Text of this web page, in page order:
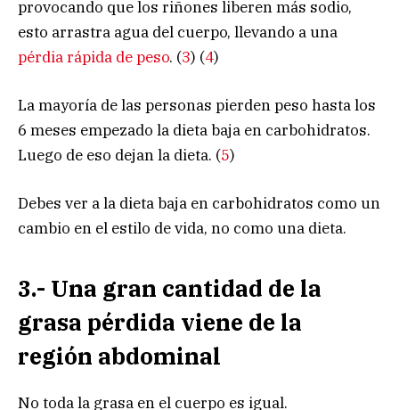
provocando que los riñones liberen más sodio,
esto arrastra agua del cuerpo, llevando a una
pérdia rápida de peso. (3) (4)
La mayoría de las personas pierden peso hasta los
6 meses empezado la dieta baja en carbohidratos.
Luego de eso dejan la dieta. (5)
Debes ver a la dieta baja en carbohidratos como un
cambio en el estilo de vida, no como una dieta.
3.- Una gran cantidad de la
grasa pérdida viene de la
región abdominal
No toda la grasa en el cuerpo es igual.